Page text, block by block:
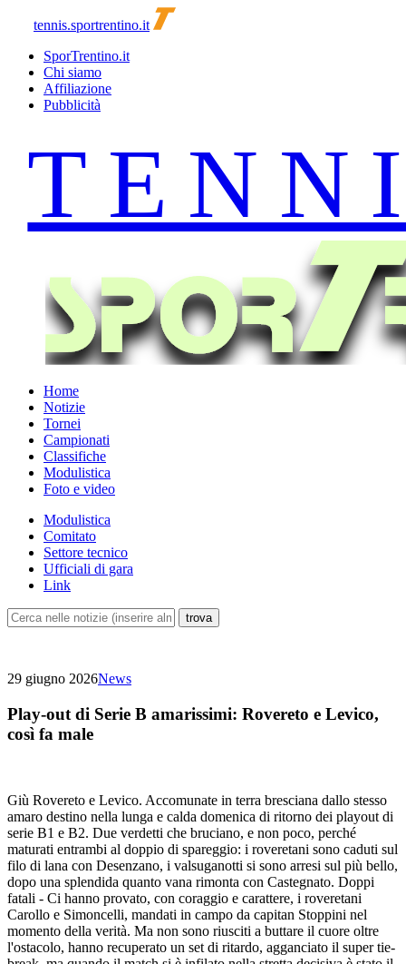
tennis.sportrentino.it
SporTrentino.it
Chi siamo
Affiliazione
Pubblicità
Home
Notizie
Tornei
Campionati
Classifiche
Modulistica
Foto e video
Modulistica
Comitato
Settore tecnico
Ufficiali di gara
Link
29 giugno 2026News
Play-out di Serie B amarissimi: Rovereto e Levico,
così fa male
Giù Rovereto e Levico. Accomunate in terra bresciana dallo stesso
amaro destino nella lunga e calda domenica di ritorno dei playout di
serie B1 e B2. Due verdetti che bruciano, e non poco, perché
maturati entrambi al doppio di spareggio: i roveretani sono caduti sul
filo di lana con Desenzano, i valsuganotti si sono arresi sul più bello,
dopo una splendida quanto vana rimonta con Castegnato. Doppi
fatali - Ci hanno provato, con coraggio e carattere, i roveretani
Carollo e Simoncelli, mandati in campo da capitan Stoppini nel
momento della verità. Ma non sono riusciti a buttare il cuore oltre
l'ostacolo, hanno recuperato un set di ritardo, agganciato il super tie-